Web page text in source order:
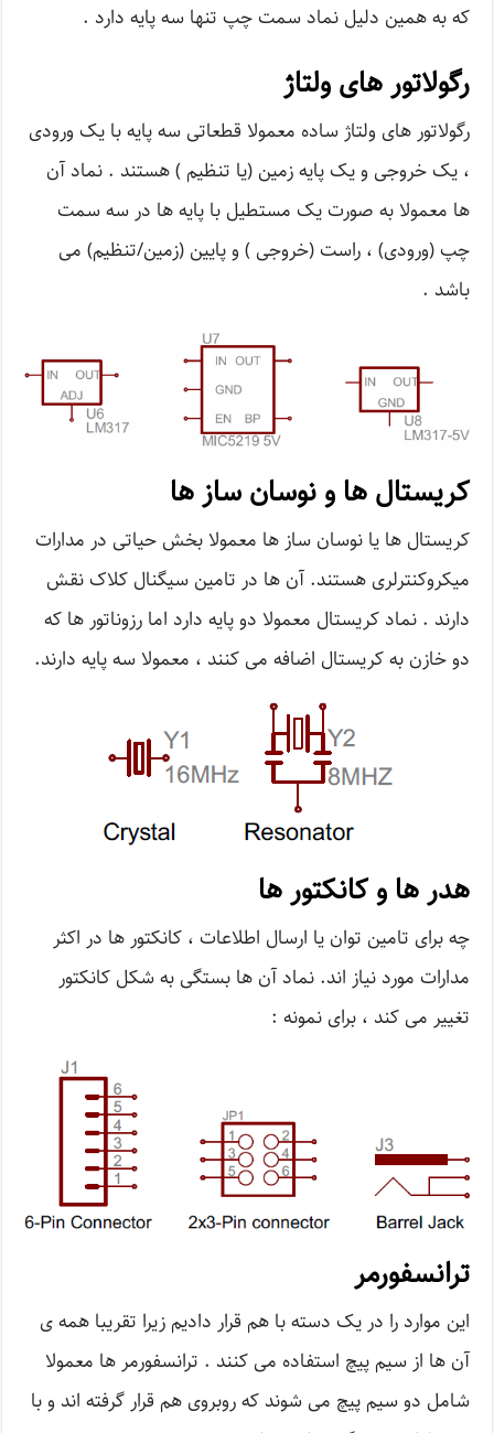
که به همین دلیل نماد سمت چپ تنها سه پایه دارد .
رگولاتور های ولتاژ
رگولاتور های ولتاژ ساده معمولا قطعاتی سه پایه با یک ورودی
، یک خروجی و یک پایه زمین (یا تنظیم ) هستند . نماد آن
ها معمولا به صورت یک مستطیل با پایه ها در سه سمت
چپ (ورودی) ، راست (خروجی ) و پایین (زمین/تنظیم) می
باشد .
کریستال ها و نوسان ساز ها
کریستال ها یا نوسان ساز ها معمولا بخش حیاتی در مدارات
میکروکنترلری هستند. آن ها در تامین سیگنال کلاک نقش
دارند . نماد کریستال معمولا دو پایه دارد اما رزوناتور ها که
دو خازن به کریستال اضافه می کنند ، معمولا سه پایه دارند.
هدر ها و کانکتور ها
چه برای تامین توان یا ارسال اطلاعات ، کانکتور ها در اکثر
مدارات مورد نیاز اند. نماد آن ها بستگی به شکل کانکتور
تغییر می کند ، برای نمونه :
ترانسفورمر
این موارد را در یک دسته با هم قرار دادیم زیرا تقریبا همه ی
آن ها از سیم پیچ استفاده می کنند . ترانسفورمر ها معمولا
شامل دو سیم پیچ می شوند که روبروی هم قرار گرفته اند و با